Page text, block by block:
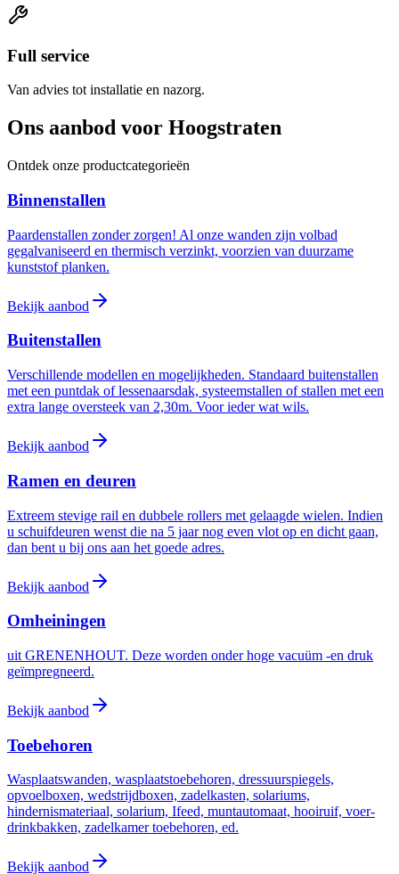
Full service
Van advies tot installatie en nazorg.
Ons aanbod voor Hoogstraten
Ontdek onze productcategorieën
Binnenstallen
Paardenstallen zonder zorgen! Al onze wanden zijn volbad
gegalvaniseerd en thermisch verzinkt, voorzien van duurzame
kunststof planken.
Bekijk aanbod
Buitenstallen
Verschillende modellen en mogelijkheden. Standaard buitenstallen
met een puntdak of lessenaarsdak, systeemstallen of stallen met een
extra lange oversteek van 2,30m. Voor ieder wat wils.
Bekijk aanbod
Ramen en deuren
Extreem stevige rail en dubbele rollers met gelaagde wielen. Indien
u schuifdeuren wenst die na 5 jaar nog even vlot op en dicht gaan,
dan bent u bij ons aan het goede adres.
Bekijk aanbod
Omheiningen
uit GRENENHOUT. Deze worden onder hoge vacuüm -en druk
geïmpregneerd.
Bekijk aanbod
Toebehoren
Wasplaatswanden, wasplaatstoebehoren, dressuurspiegels,
opvoelboxen, wedstrijdboxen, zadelkasten, solariums,
hindernismateriaal, solarium, Ifeed, muntautomaat, hooiruif, voer-
drinkbakken, zadelkamer toebehoren, ed.
Bekijk aanbod